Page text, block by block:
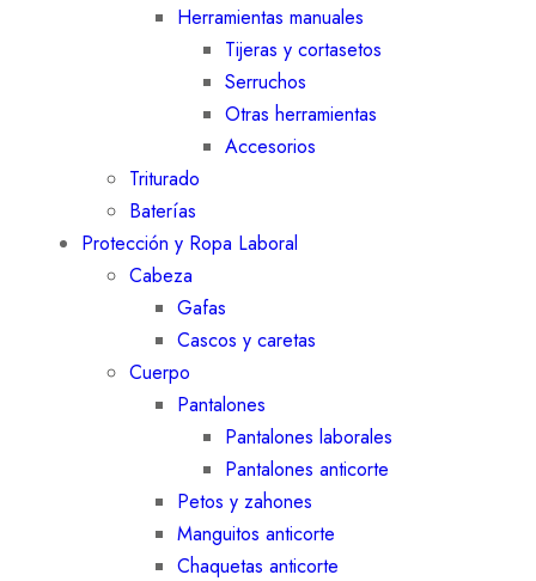
Herramientas manuales
Tijeras y cortasetos
Serruchos
Otras herramientas
Accesorios
Triturado
Baterías
Protección y Ropa Laboral
Cabeza
Gafas
Cascos y caretas
Cuerpo
Pantalones
Pantalones laborales
Pantalones anticorte
Petos y zahones
Manguitos anticorte
Chaquetas anticorte